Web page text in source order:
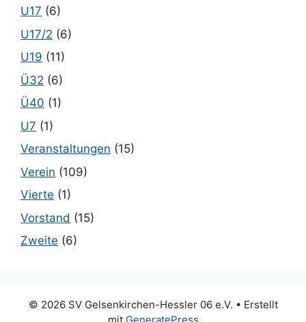
U17 (6)
U17/2 (6)
U19 (11)
Ü32 (6)
Ü40 (1)
U7 (1)
Veranstaltungen (15)
Verein (109)
Vierte (1)
Vorstand (15)
Zweite (6)
© 2026 SV Gelsenkirchen-Hessler 06 e.V. • Erstellt